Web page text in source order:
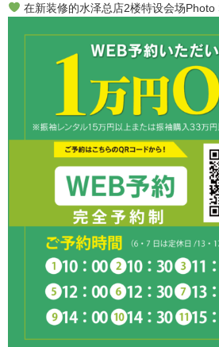
在新装修的水泽总店2楼特设会场Photo